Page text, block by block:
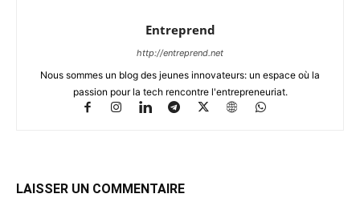
Entreprend
http://entreprend.net
Nous sommes un blog des jeunes innovateurs: un espace où la
passion pour la tech rencontre l'entrepreneuriat.
LAISSER UN COMMENTAIRE